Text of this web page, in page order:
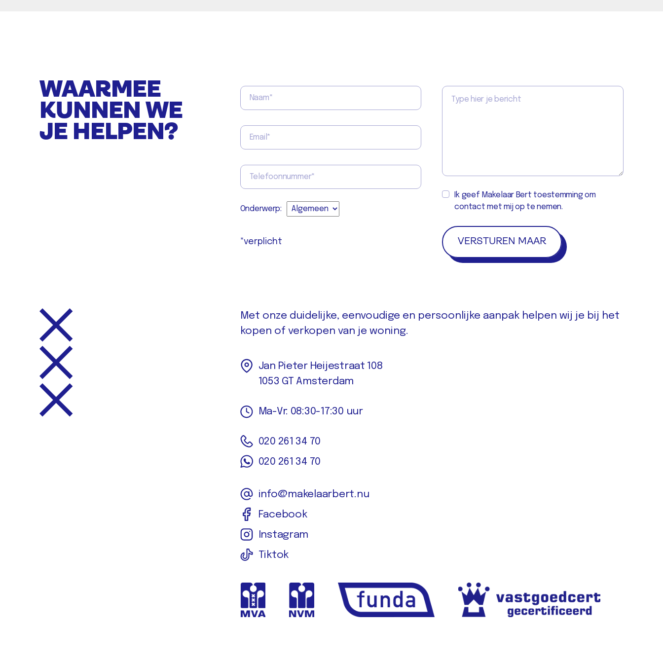
WAARMEE
KUNNEN WE
JE HELPEN?
Onderwerp:
*verplicht
Ik geef Makelaar Bert toestemming om
contact met mij op te nemen.
Met onze duidelijke, eenvoudige en persoonlijke aanpak helpen wij je bij het
kopen of verkopen van je woning.
Jan Pieter Heijestraat 108
1053 GT Amsterdam
Ma-Vr: 08:30-17:30 uur
020 261 34 70
020 261 34 70
info@makelaarbert.nu
Facebook
Instagram
Tiktok